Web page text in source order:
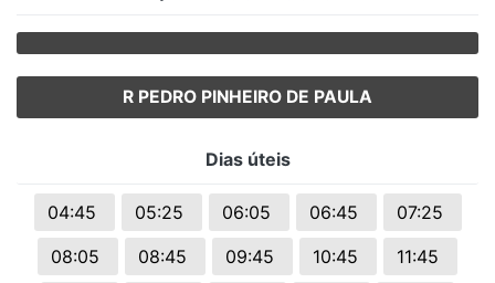
R PEDRO PINHEIRO DE PAULA
Dias úteis
04:45 05:25 06:05 06:45
07:25
08:05
08:45 09:45 10:45
11:45